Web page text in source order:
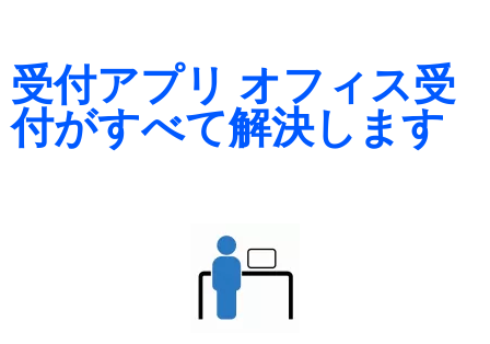
受付アプリ オフィス受
付がすべて解決します